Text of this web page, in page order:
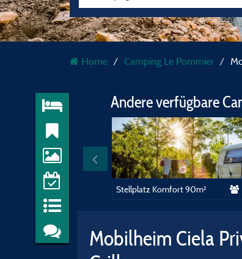
Home Camping Le Pommier
Andere verfügbare
Stellplatz Komfort 90m²
Mobilheim Ciela